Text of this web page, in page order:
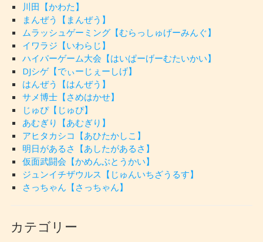
川田【かわた】
まんぜう【まんぜう】
ムラッシュゲーミング【むらっしゅげーみんぐ】
イワラジ【いわらじ】
ハイパーゲーム大会【はいぱーげーむたいかい】
DJシゲ【でぃーじぇーしげ】
はんぜう【はんぜう】
サメ博士【さめはかせ】
じゅぴ【じゅぴ】
あむぎり【あむぎり】
アヒタカシコ【あひたかしこ】
明日があるさ【あしたがあるさ】
仮面武闘会【かめんぶとうかい】
ジュンイチザウルス【じゅんいちざうるす】
さっちゃん【さっちゃん】
カテゴリー